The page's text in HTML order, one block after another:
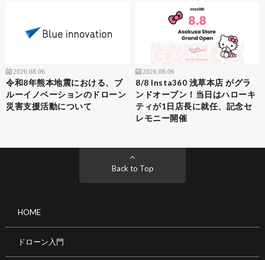
2026.08.06
令和8年熊本地震における、ブ
ルーイノベーションのドローン
災害支援活動について
2026.08.06
8/8 Insta360 浅草本店 がグラ
ンドオープン！当日はハローキ
ティが1日店長に就任、記念セ
レモニー開催
Back to Top
HOME
ドローン入門